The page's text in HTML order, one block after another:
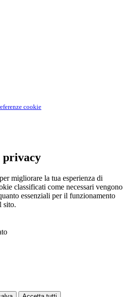
cookie
privacy
migliorare la tua esperienza di
classificati come necessari vengono
essenziali per il funzionamento
sito.